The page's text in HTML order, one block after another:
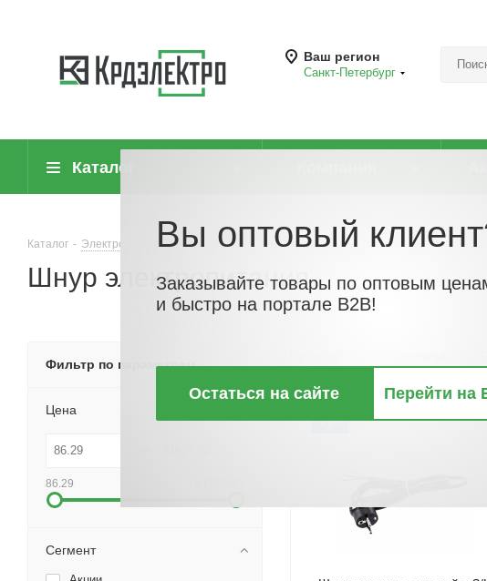
Ваш регион
Санкт-Петербург
Каталог
Каталог - Электроустановочные изделия - Вилки кабельные и приборные - Шнур
Шнур электропитания
ХИТ
Фильтр по параметрам
Цена
86.29
Сегмент
Вы оптовый
Заказывайте товары по оптовым
и быстро на портале B2B!
Остаться на сайте Перейти на